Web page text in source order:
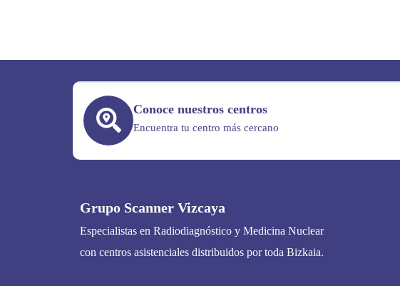
Conoce nuestros centros
Encuentra tu centro más cercano
Grupo Scanner Vizcaya
Especialistas en Radiodiagnóstico y Medicina Nuclear
con centros asistenciales distribuidos por toda Bizkaia.